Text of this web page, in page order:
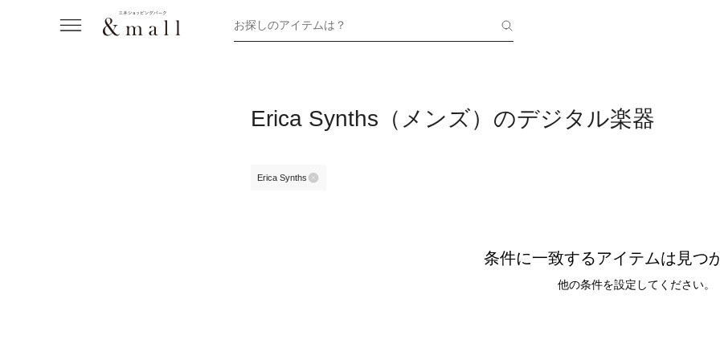
お探しのアイテムは？
Erica Synths（メンズ）のデジタル楽器
Erica Synths
条件に一致するアイテムは見つ
他の条件を設定してください。